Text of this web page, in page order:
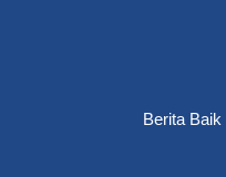
Berita Baik